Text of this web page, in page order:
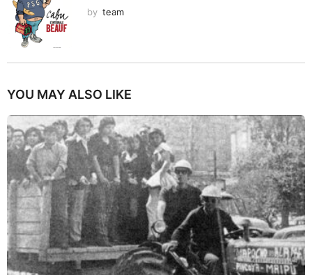
by team
YOU MAY ALSO LIKE